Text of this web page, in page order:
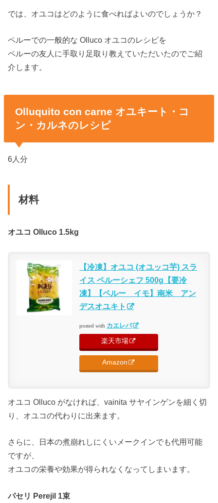
では、オユコはどのように食べればよいのでしょうか？
ペルーでの一般的な Olluco オユコのレシピを
ペルーの友人に手取り足取り教えていただいたのでご紹
介します。
Olluquito con carne オユキート・コ
ン・カルネのレシピ
6人分
材料
オユコ Olluco 1.5kg
【冷凍】オユコ (オユッコ芋) スラ
イス ペルーシェフ 500g【要冷
凍】【ペルー イモ】南米 アン
デスオユキト
posted with カエレバ
楽天市場
Amazon
オユコ Olluco がなければ、vainita サヤインゲンを細く切
り、オユコの代わりに出来ます。
さらに、日本の煮崩れしにくいメークインでも代用可能
ですが、
オユコの栄養や効果が得られなくなってしまいます。
パセリ Perejil 1束